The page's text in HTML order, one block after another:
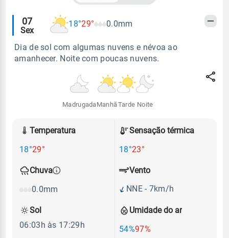
Alertas
meteorológicos
07
Sex
18°29° 0.0mm
Dia de sol com algumas nuvens e névoa ao
amanhecer. Noite com poucas nuvens.
Madrugada Manhã Tarde Noite
Temperatura
18°29°
Sensação térmica
18°23°
Chuva
0.0mm
Umidade do ar
54%97%
Vento
NNE - 7km/h
Sol
06:03h às 17:29h